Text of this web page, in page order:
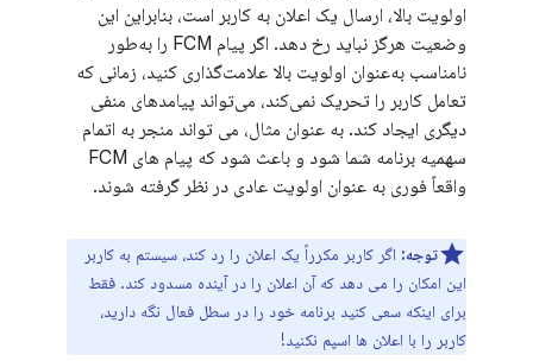
اولویت بالا، ارسال یک اعلان به کاربر است، بنابراین این
وضعیت هرگز نباید رخ دهد. اگر پیام FCM را به‌طور
نامناسب به‌عنوان اولویت بالا علامت‌گذاری کنید، زمانی که
تعامل کاربر را تحریک نمی‌کند، می‌تواند پیامدهای منفی
دیگری ایجاد کند. به عنوان مثال، می تواند منجر به اتمام
سهمیه برنامه شما شود و باعث شود که پیام های FCM
واقعاً فوری به عنوان اولویت عادی در نظر گرفته شوند.
توجه: اگر کاربر مکرراً یک اعلان را رد کند، سیستم به کاربر
این امکان را می دهد که آن اعلان را در آینده مسدود کند. فقط
برای اینکه سعی کنید برنامه خود را در سطل فعال نگه دارید،
کاربر را با اعلان ها اسپم نکنید!